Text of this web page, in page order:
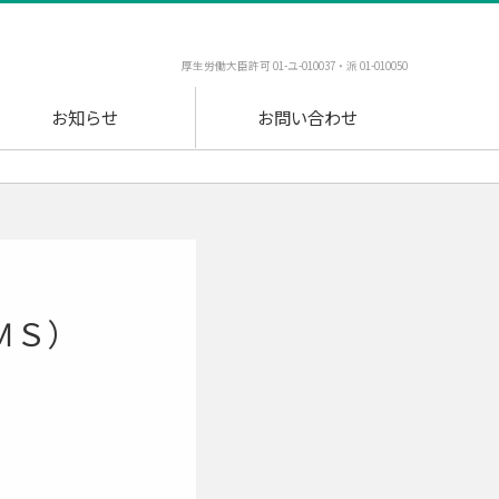
厚生労働大臣許可 01-ユ-010037・派 01-010050
お知らせ お問い合わせ
）